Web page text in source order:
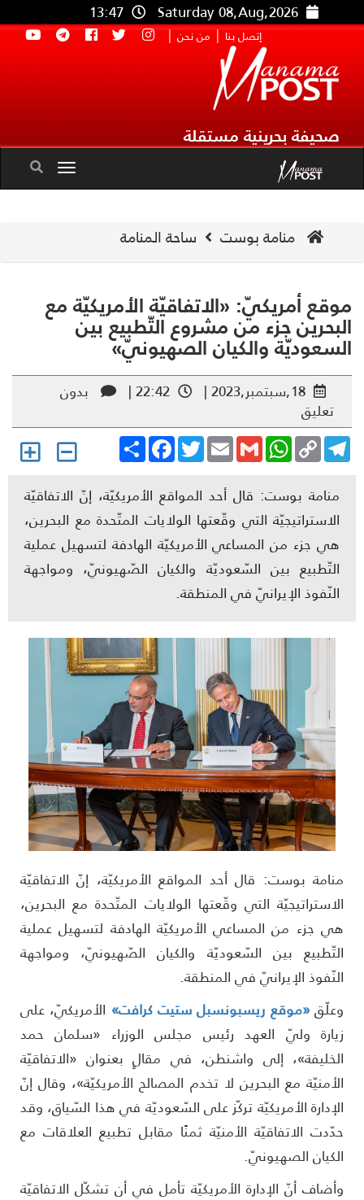
Saturday 08,Aug,2026
13:47
إتصل بنا | من نحن |
صحيفة بحرينية مستقلة
Toggle
navigation
منامة بوست ساحة المنامة
أمريكيّ: «الاتفاقيّة الأمريكيّة مع
جزء من مشروع التّطبيع بين
والكيان الصهيونيّ»
18,سبتمبر,2023 | 22:42 |
بدون
تعليق
Share
FacebookTwitterEmailGmail
WhatsAppCopy
Link
منامة بوست: قال أحد المواقع الأمريكيّة، إنّ الاتفاقيّة
الاستراتيجيّة التي وقّعتها الولايات المتّحدة مع البحرين،
هي جزء من المساعي الأمريكيّة الهادفة لتسهيل عملية
التّطبيع بين السّعوديّة والكيان الصّهيونيّ، ومواجهة
النّفوذ الإيرانيّ في المنطقة.
بوست: قال أحد المواقع الأمريكيّة، إنّ الاتفاقيّة
التي وقّعتها الولايات المتّحدة مع البحرين،
جزء من المساعي الأمريكيّة الهادفة لتسهيل عملية
بين السّعوديّة والكيان الصّهيونيّ، ومواجهة
الإيرانيّ في المنطقة.
«موقع ريسبونسبل ستيت كرافت» الأمريكيّ، على
وليّ العهد رئيس مجلس الوزراء «سلمان حمد
إلى واشنطن، في مقالٍ بعنوان «الاتفاقيّة
مع البحرين لا تخدم المصالح الأمريكيّة»، وقال إنّ
الأمريكيّة تركّز على السّعوديّة في هذا السّياق، وقد
الاتفاقيّة الأمنيّة ثمنًا مقابل تطبيع العلاقات مع
الصهيونيّ.
أنّ الإدارة الأمريكيّة تأمل في أن تشكّل الاتفاقيّة